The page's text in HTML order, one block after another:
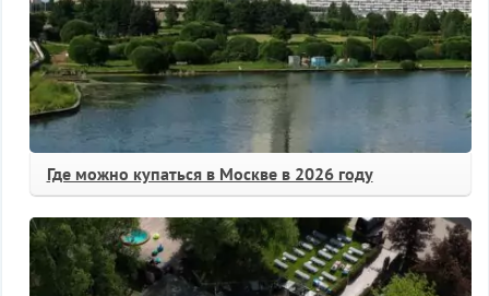
Где можно купаться в Москве в 2026 году